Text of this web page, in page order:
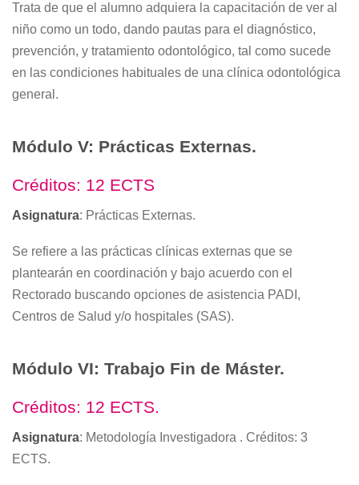
Trata de que el alumno adquiera la capacitación de ver al
niño como un todo, dando pautas para el diagnóstico,
prevención, y tratamiento odontológico, tal como sucede
en las condiciones habituales de una clínica odontológica
general.
Módulo V: Prácticas Externas.
Créditos: 12 ECTS
Asignatura: Prácticas Externas.
Se refiere a las prácticas clínicas externas que se
plantearán en coordinación y bajo acuerdo con el
Rectorado buscando opciones de asistencia PADI,
Centros de Salud y/o hospitales (SAS).
Módulo VI: Trabajo Fin de Máster.
Créditos: 12 ECTS.
Asignatura: Metodología Investigadora . Créditos: 3
ECTS.